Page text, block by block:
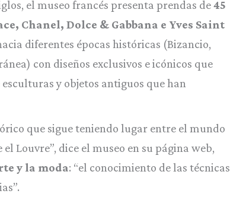
el museo francés presenta prendas de45
Chanel, Dolce & Gabbana e Yves Saint
diferentes épocas históricas (Bizancio,
con diseños exclusivos e icónicos que
y objetos antiguos que han
que sigue teniendo lugar entre el mundo
Louvre”, dice el museo en su página web,
y la moda: “el conocimiento de las técnicas